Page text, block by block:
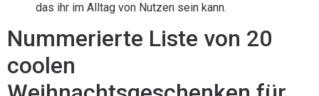
das ihr im Alltag von Nutzen sein kann.
Nummerierte Liste von 20
coolen